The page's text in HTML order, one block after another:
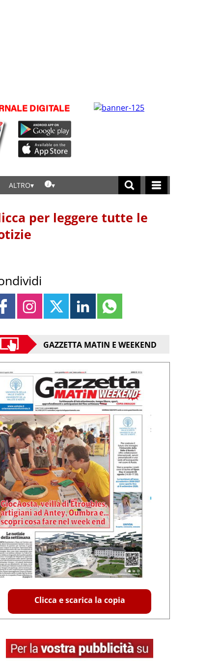
ALTRO
per leggere tutte le
GAZZETTA MATIN E WEEKEND
Clicca e scarica la copia